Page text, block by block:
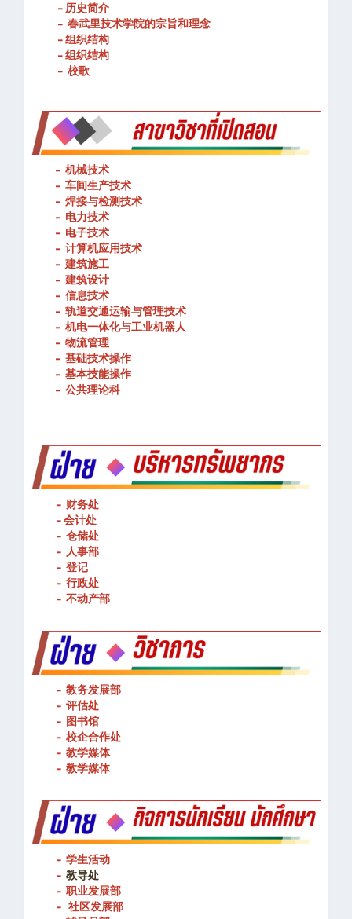
- 历史简介
- 春武里技术学院的宗旨和理念
- 组织结构
- 组织结构
- 机械技术
- 车间生产技术
- 焊接与检测技术
- 电力技术
- 电子技术
-计算机应用技术
-建筑施工
- 建筑设计
- 信息技术
- 轨道交通运输与管理技术
- 机电一体化与工业机器人
- 物流管理
- 基础技术操作
- 基本技能操作
- 财务处
- 会计处
- 仓储处
- 人事部
- 登记
- 行政处
- 教务发展部
- 评估处
- 图书馆
- 校企合作处
- 教学媒体
- 学生活动
- 教导处
- 职业发展部